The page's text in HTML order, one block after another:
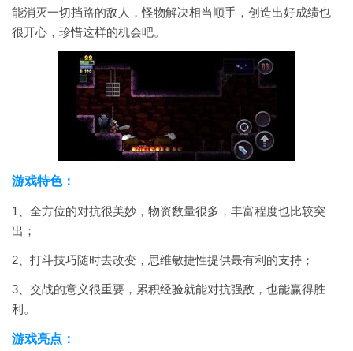
能消灭一切挡路的敌人，怪物解决相当顺手，创造出好成绩也
很开心，珍惜这样的机会吧。
游戏特色：
1、全方位的对抗很美妙，物资数量很多，丰富程度也比较突
出；
2、打斗技巧随时去改变，思维敏捷性提供最有利的支持；
3、交战的意义很重要，累积经验就能对抗强敌，也能赢得胜
利。
游戏亮点：